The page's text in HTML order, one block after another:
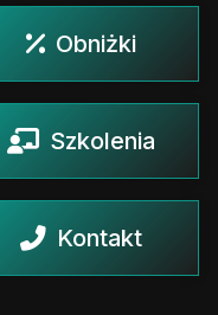
Obniżki
Szkolenia
Kontakt